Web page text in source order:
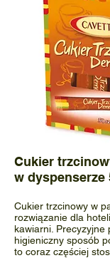
Cukier
w dyspenserze
Cukier trzcinowy w
rozwiązanie dla
kawiarni. Precyzyjne
higieniczny sposób
to coraz częściej